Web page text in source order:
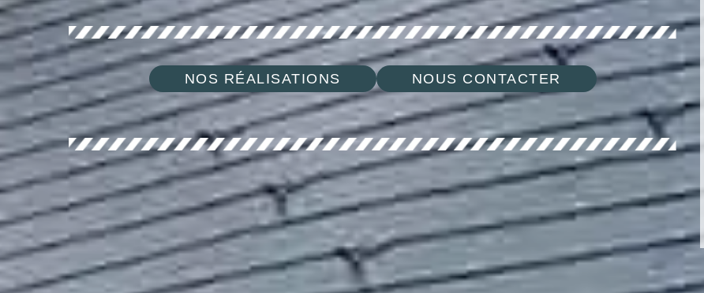
NOS RÉALISATIONS NOUS CONTACTER